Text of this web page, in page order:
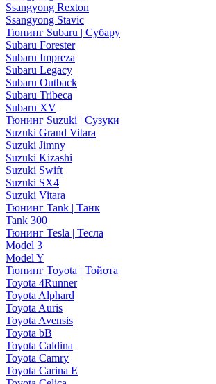
Ssangyong Rexton
Ssangyong Stavic
Тюнинг Subaru | Субару
Subaru Forester
Subaru Impreza
Subaru Legacy
Subaru Outback
Subaru Tribeca
Subaru XV
Тюнинг Suzuki | Сузуки
Suzuki Grand Vitara
Suzuki Jimny
Suzuki Kizashi
Suzuki Swift
Suzuki SX4
Suzuki Vitara
Тюнинг Tank | Танк
Tank 300
Тюнинг Tesla | Тесла
Model 3
Model Y
Тюнинг Toyota | Тойота
Toyota 4Runner
Toyota Alphard
Toyota Auris
Toyota Avensis
Toyota bB
Toyota Caldina
Toyota Camry
Toyota Carina E